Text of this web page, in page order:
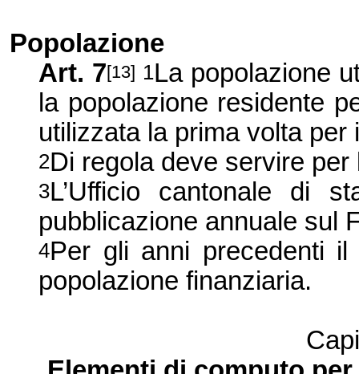
Popolazione
Art. 7[13] 1La popolazione
la popolazione residente
utilizzata la prima volta per
2Di regola deve servire
3L’Ufficio cantonale di
pubblicazione annuale sul
4Per gli anni precedenti
popolazione finanziaria.